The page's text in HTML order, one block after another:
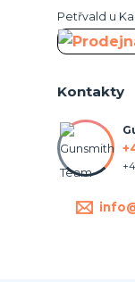
Petřvald u
Kontakty